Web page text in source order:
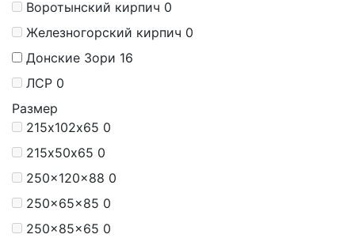
Воротынский кирпич 0
Железногорский кирпич 0
Донские Зори 16
ЛСР 0
Размер
215х102х65 0
215х50х65 0
250x120x88 0
250x65x85 0
250x85x65 0